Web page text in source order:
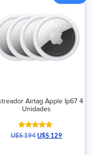
Airtag Apple Ip67 4
Unidades
Valorado
con
U$S194U$S 129